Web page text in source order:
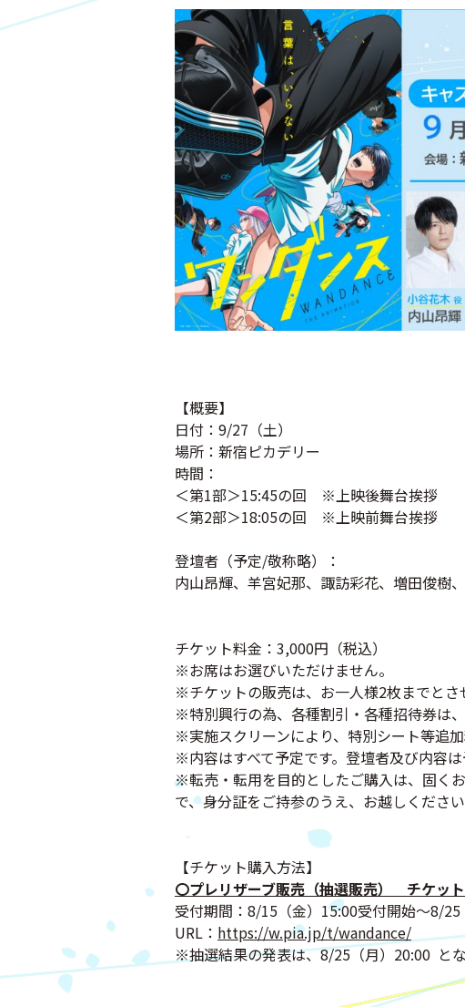
【概要】
日付：9/27（土）
場所：新宿ピカデリー
時間：
＜第1部＞15:45の回 ※上映後舞台挨拶
＜第2部＞18:05の回 ※上映前舞台挨拶
登壇者（予定/敬称略）：
内山昂輝、羊宮妃那、諏訪彩花、増田俊樹
チケット料金：3,000円（税込）
※お席はお選びいただけません。
※チケットの販売は、お一人様2枚までとさ
※特別興行の為、各種割引・各種招待券は
※実施スクリーンにより、特別シート等追
※内容はすべて予定です。登壇者及び内容
※転売・転用を目的としたご購入は、固く
で、身分証をご持参のうえ、お越しください
【チケット購入方法】
〇プレリザーブ販売（抽選販売） チケッ
受付期間：8/15（金）15:00受付開始～8/
URL： https://w.pia.jp/t/wandance/
※抽選結果の発表は、8/25（月）20:00 とな